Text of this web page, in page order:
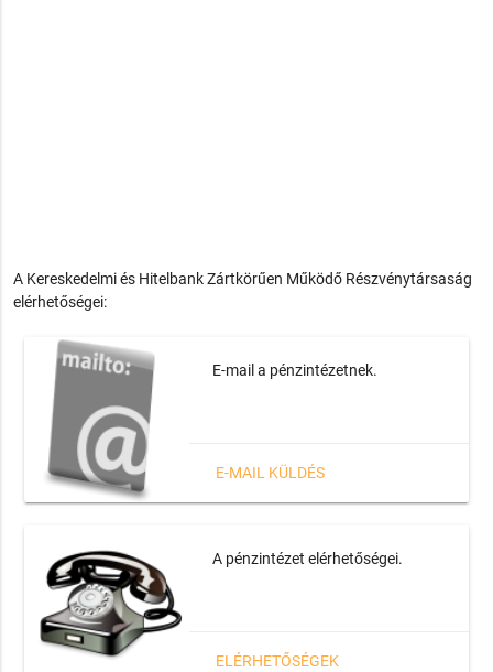
A Kereskedelmi és Hitelbank Zártkörűen Működő Részvénytársaság
elérhetőségei:
E-mail a pénzintézetnek.
E-MAIL KÜLDÉS
A pénzintézet elérhetőségei.
ELÉRHETŐSÉGEK